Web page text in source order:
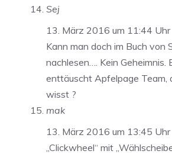
Sej
13. März 2016 um 11:44 Uhr
Kann man doch im Buch von
nachlesen…. Kein Geheimnis.
enttäuscht Apfelpage Team,
wisst ?
mak
13. März 2016 um 13:45 Uhr
„Clickwheel“ mit